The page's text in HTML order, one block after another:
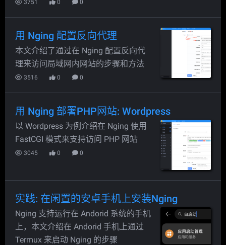
3751 0 0
用 Nging 配置反向代理
本文介绍了通过在 Nging 配置反向代
理来访问局域网内网站的步骤和方法
3516 0 0
用 Nging 部署PHP网站: Wordpress
以 Wordpress 为例介绍在 Nging 使用
FastCGI 模式来支持访问 PHP 网站
3045 0 0
实践: 在闲置的安卓手机上安装Nging
Nging 支持运行在 Andorid 系统的手机
上，本文介绍在 Andorid 手机上通过
Termux 来启动 Nging 的步骤